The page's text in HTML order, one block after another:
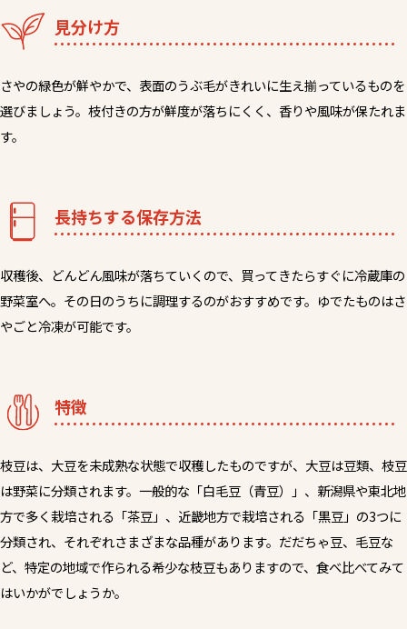
見分け方
さやの緑色が鮮やかで、表面のうぶ毛がきれいに生え揃っているものを
選びましょう。枝付きの方が鮮度が落ちにくく、香りや風味が保たれま
す。
長持ちする保存方法
収穫後、どんどん風味が落ちていくので、買ってきたらすぐに冷蔵庫の
野菜室へ。その日のうちに調理するのがおすすめです。ゆでたものはさ
やごと冷凍が可能です。
特徴
枝豆は、大豆を未成熟な状態で収穫したものですが、大豆は豆類、枝豆
は野菜に分類されます。一般的な「白毛豆（青豆）」、新潟県や東北地
方で多く栽培される「茶豆」、近畿地方で栽培される「黒豆」の3つに
分類され、それぞれさまざまな品種があります。だだちゃ豆、毛豆な
ど、特定の地域で作られる希少な枝豆もありますので、食べ比べてみて
はいかがでしょうか。